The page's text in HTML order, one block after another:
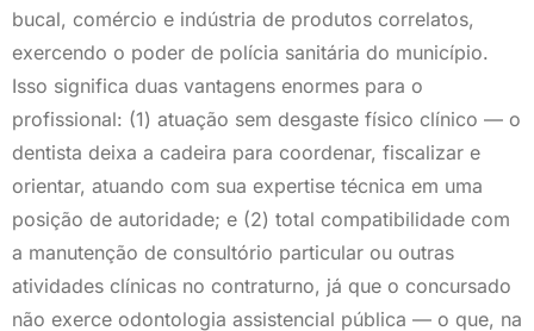
bucal, comércio e indústria de produtos correlatos,
exercendo o poder de polícia sanitária do município.
Isso significa duas vantagens enormes para o
profissional: (1) atuação sem desgaste físico clínico — o
dentista deixa a cadeira para coordenar, fiscalizar e
orientar, atuando com sua expertise técnica em uma
posição de autoridade; e (2) total compatibilidade com
a manutenção de consultório particular ou outras
atividades clínicas no contraturno, já que o concursado
não exerce odontologia assistencial pública — o que, na